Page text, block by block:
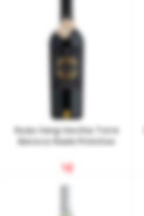
Rượu Vang Vecchia Torre
Barocco Reale Primitivo
1₫